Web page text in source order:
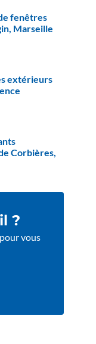
fenêtres
Marseille
extérieurs
Corbières,
?
vous